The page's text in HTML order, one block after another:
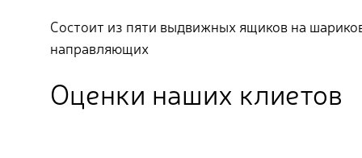
Состоит из пяти выдвижных ящиков на
направляющих
Оценки наших клиетов